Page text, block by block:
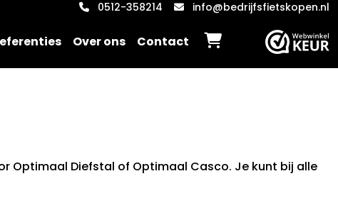
0512-358214 info@bedrijfsfietskopen.nl
Over ons Contact
Optimaal Diefstal of Optimaal Casco. Je kunt bij alle